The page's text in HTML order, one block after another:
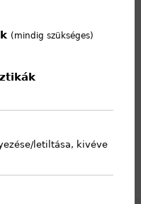
(mindig szükséges)
letiltása, kivéve